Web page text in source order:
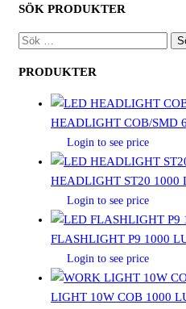
SÖK PRODUKTER
SÖK
PRODUKTER
HEADLIGHT COB/SMD
Login to see price
HEADLIGHT ST20 1000
Login to see price
FLASHLIGHT P9 1000
Login to see price
LIGHT 10W COB 1000